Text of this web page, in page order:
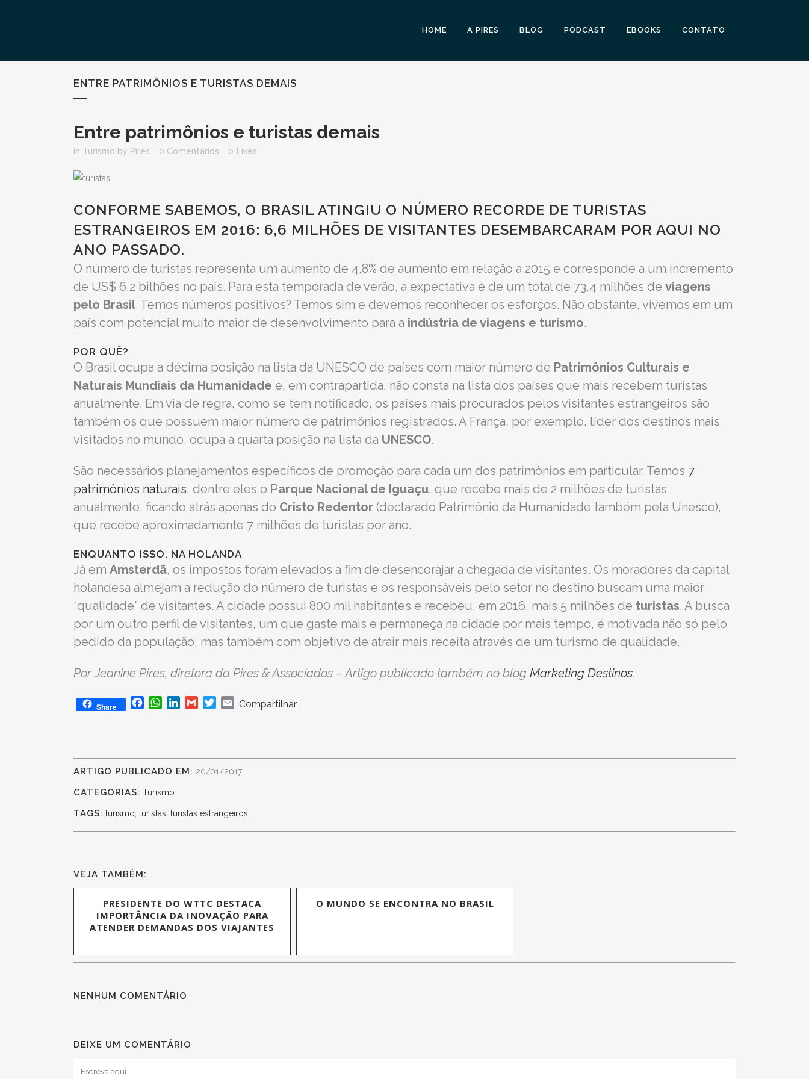
HOME A PIRES BLOG PODCAST EBOOKS CONTATO
ENTRE PATRIMÔNIOS E TURISTAS DEMAIS
Entre patrimônios e turistas demais
in Turismo by Pires 0 Comentários 0 Likes
CONFORME SABEMOS, O BRASIL ATINGIU O NÚMERO RECORDE DE TURISTAS
ESTRANGEIROS EM 2016: 6,6 MILHÕES DE VISITANTES DESEMBARCARAM POR AQUI NO
ANO PASSADO.
O número de turistas representa um aumento de 4,8% de aumento em relação a 2015 e corresponde a um incremento
de US$ 6,2 bilhões no país. Para esta temporada de verão, a expectativa é de um total de 73,4 milhões de viagens
pelo Brasil. Temos números positivos? Temos sim e devemos reconhecer os esforços. Não obstante, vivemos em um
país com potencial muito maior de desenvolvimento para a indústria de viagens e turismo.
POR QUÊ?
O Brasil ocupa a décima posição na lista da UNESCO de países com maior número de Patrimônios Culturais e
Naturais Mundiais da Humanidade e, em contrapartida, não consta na lista dos países que mais recebem turistas
anualmente. Em via de regra, como se tem notificado, os países mais procurados pelos visitantes estrangeiros são
também os que possuem maior número de patrimônios registrados. A França, por exemplo, líder dos destinos mais
visitados no mundo, ocupa a quarta posição na lista da UNESCO.
São necessários planejamentos específicos de promoção para cada um dos patrimônios em particular. Temos 7
patrimônios naturais, dentre eles o Parque Nacional de Iguaçu, que recebe mais de 2 milhões de turistas
anualmente, ficando atrás apenas do Cristo Redentor (declarado Patrimônio da Humanidade também pela Unesco),
que recebe aproximadamente 7 milhões de turistas por ano.
ENQUANTO ISSO, NA HOLANDA
Já em Amsterdã, os impostos foram elevados a fim de desencorajar a chegada de visitantes. Os moradores da capital
holandesa almejam a redução do número de turistas e os responsáveis pelo setor no destino buscam uma maior
“qualidade” de visitantes. A cidade possui 800 mil habitantes e recebeu, em 2016, mais 5 milhões de turistas. A busca
por um outro perfil de visitantes, um que gaste mais e permaneça na cidade por mais tempo, é motivada não só pelo
pedido da população, mas também com objetivo de atrair mais receita através de um turismo de qualidade.
Por Jeanine Pires, diretora da Pires & Associados – Artigo publicado também no blog Marketing Destinos.
Share Facebook
WhatsApp
LinkedInGmailTwitterEmail
Compartilhar
ARTIGO PUBLICADO EM: 20/01/2017
CATEGORIAS: Turismo
TAGS: turismo turistas turistas estrangeiros
VEJA TAMBÉM:
PRESIDENTE DO WTTC DESTACA
IMPORTÂNCIA DA INOVAÇÃO PARA
ATENDER DEMANDAS DOS VIAJANTES
O MUNDO SE ENCONTRA NO BRASIL
NENHUM COMENTÁRIO
DEIXE UM COMENTÁRIO